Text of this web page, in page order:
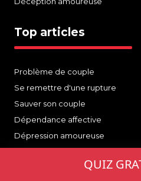
QUIZ
Top articles
Problème de couple
Se remettre d'une rupture
Sauver son couple
Dépendance affective
Dépression amoureuse
Avez-vous une